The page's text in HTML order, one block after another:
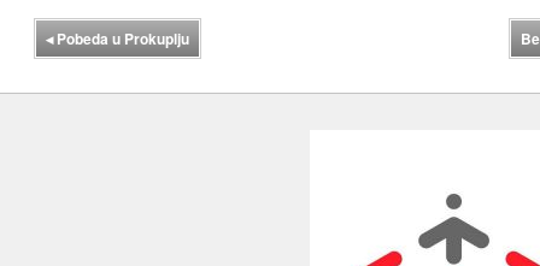
◂Pobeda u Prokuplju